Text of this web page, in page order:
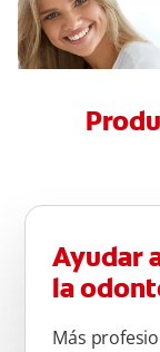
Ayudar
la
Más